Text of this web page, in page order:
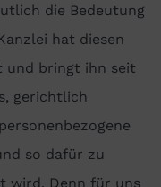
die Bedeutung
hat diesen
und bringt ihn seit
gerichtlich
so dafür zu
wird. Denn für uns